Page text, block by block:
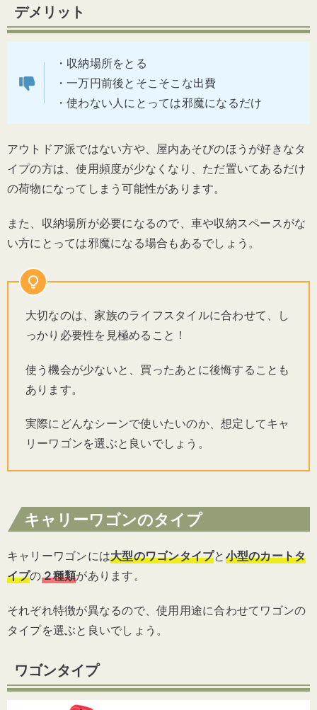
デメリット
・収納場所をとる
・一万円前後とそこそこな出費
・使わない人にとっては邪魔になるだけ
アウトドア派ではない方や、屋内あそびのほうが好きなタ
イプの方は、使用頻度が少なくなり、ただ置いてあるだけ
の荷物になってしまう可能性があります。
また、収納場所が必要になるので、車や収納スペースがな
い方にとっては邪魔になる場合もあるでしょう。
大切なのは、家族のライフスタイルに合わせて、し
っかり必要性を見極めること！
使う機会が少ないと、買ったあとに後悔することも
あります。
実際にどんなシーンで使いたいのか、想定してキャ
リーワゴンを選ぶと良いでしょう。
キャリーワゴンのタイプ
キャリーワゴンには大型のワゴンタイプと小型のカートタ
イプの２種類があります。
それぞれ特徴が異なるので、使用用途に合わせてワゴンの
タイプを選ぶと良いでしょう。
ワゴンタイプ